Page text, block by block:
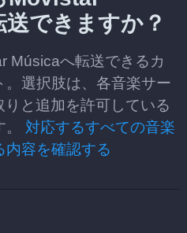
できますか？
Músicaへ転送できるカ
選択肢は、各音楽サー
と追加を許可している
対応するすべての音楽
内容を確認する